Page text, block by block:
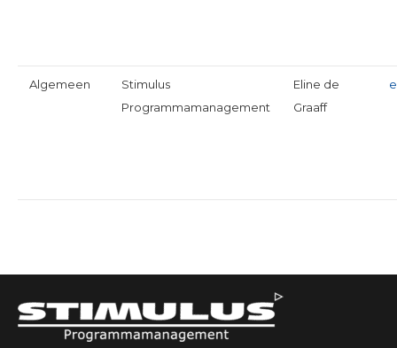
Algemeen
Stimulus
Programmamanagement
Eline de
Graaff